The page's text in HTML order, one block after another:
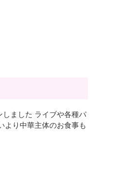
ました ライブや各種パ
より中華主体のお食事も